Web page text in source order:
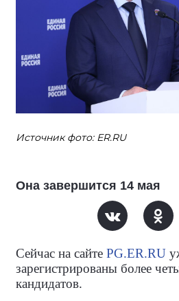
Источник фото: ER.RU
Она завершится 14 мая
Сейчас на сайте PG.ER.RU
зарегистрированы более
кандидатов.